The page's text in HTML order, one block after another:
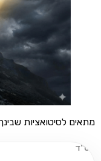
שבינך לבין